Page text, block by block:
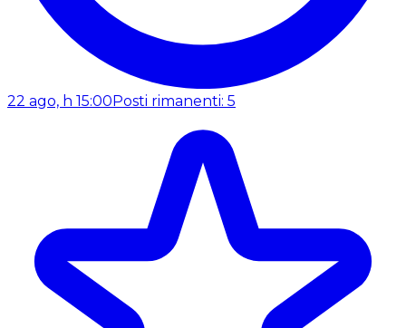
22 ago, h 15:00 Posti rimanenti: 5